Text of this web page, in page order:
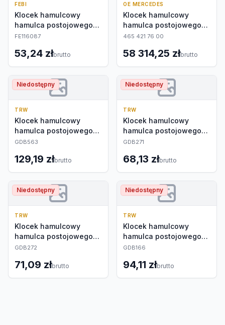
FEBI
Klocek hamulcowy
hamulca postojowego
kpl.
FE116087
53,24 złbrutto
OE MERCEDES
Klocek hamulcowy
hamulca postojowego
kpl.
465 421 76 00
58 314,25 złbrutto
Niedostępny
TRW
Klocek hamulcowy
hamulca postojowego
kpl.
GDB563
129,19 złbrutto
Niedostępny
TRW
Klocek hamulcowy
hamulca postojowego
kpl.
GDB271
68,13 złbrutto
Niedostępny
TRW
Klocek hamulcowy
hamulca postojowego
kpl.
GDB272
71,09 złbrutto
Niedostępny
TRW
Klocek hamulcowy
hamulca postojowego
kpl.
GDB166
94,11 złbrutto